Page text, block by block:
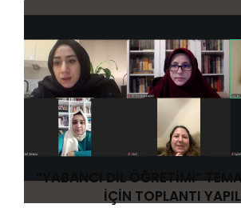
“YABANCI DİL ÖĞRETİMİ”
İÇİN TOPLANTI